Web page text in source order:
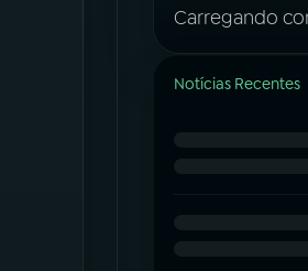
Carregando
Notícias Recentes